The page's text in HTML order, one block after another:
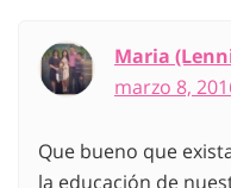
Maria
marzo 8,
Que bueno que
la educación de